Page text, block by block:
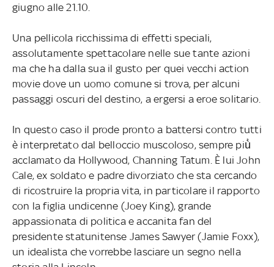
giugno alle 21.10.
Una pellicola ricchissima di effetti speciali,
assolutamente spettacolare nelle sue tante azioni
ma che ha dalla sua il gusto per quei vecchi action
movie dove un uomo comune si trova, per alcuni
passaggi oscuri del destino, a ergersi a eroe solitario.
In questo caso il prode pronto a battersi contro tutti
è interpretato dal belloccio muscoloso, sempre più̀
acclamato da Hollywood, Channing Tatum. È lui John
Cale, ex soldato e padre divorziato che sta cercando
di ricostruire la propria vita, in particolare il rapporto
con la figlia undicenne (Joey King), grande
appassionata di politica e accanita fan del
presidente statunitense James Sawyer (Jamie Foxx),
un idealista che vorrebbe lasciare un segno nella